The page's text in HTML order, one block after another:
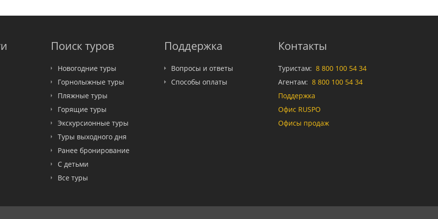
Поиск туров
Новогодние туры
Горнолыжные туры
Пляжные туры
Горящие туры
Экскурсионные туры
Туры выходного дня
Ранее бронирование
С детьми
Все туры
Поддержка
Вопросы и ответы
Способы оплаты
Контакты
Туристам: 8 800 100 54 34
Агентам: 8 800 100 54 34
Поддержка
Офис RUSPO
Офисы продаж